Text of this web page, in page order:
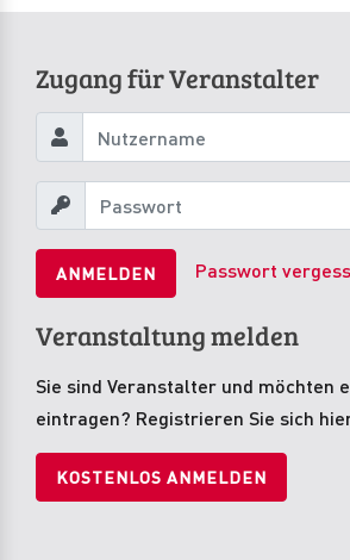
Zugang für Veranstalter
ANMELDEN Passwort
Veranstaltung melden
Sie sind Veranstalter und möchten
eintragen? Registrieren Sie sich hier
KOSTENLOS ANMELDEN